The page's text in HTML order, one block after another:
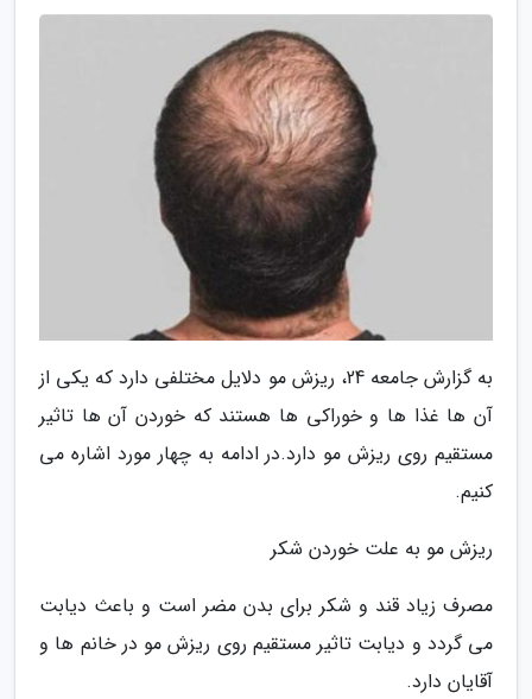
به گزارش جامعه 24، ریزش مو دلایل مختلفی دارد که یکی از
آن ها غذا ها و خوراکی ها هستند که خوردن آن ها تاثیر
مستقیم روی ریزش مو دارد.در ادامه به چهار مورد اشاره می
کنیم.
ریزش مو به علت خوردن شکر
مصرف زیاد قند و شکر برای بدن مضر است و باعث دیابت
می گردد و دیابت تاثیر مستقیم روی ریزش مو در خانم ها و
آقایان دارد.